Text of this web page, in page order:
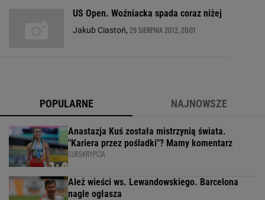
US Open. Woźniacka spada coraz niżej
Jakub Ciastoń, 29 SIERPNIA 2012, 20:01
POPULARNE NAJNOWSZE
Anastazja Kuś została mistrzynią świata.
"Kariera przez pośladki"? Mamy komentarz
SUBSKRYPCJA
Ależ wieści ws. Lewandowskiego. Barcelona
nagle ogłasza